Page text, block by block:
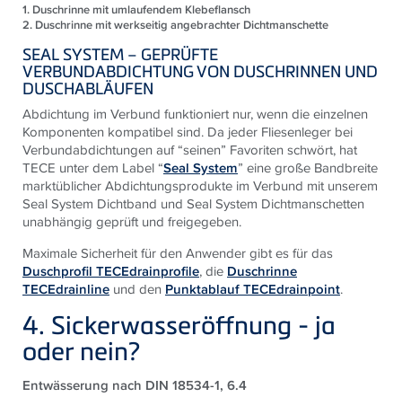
1. Duschrinne mit umlaufendem Klebeflansch
2. Duschrinne mit werkseitig angebrachter Dichtmanschette
SEAL SYSTEM – GEPRÜFTE
VERBUNDABDICHTUNG VON DUSCHRINNEN UND
DUSCHABLÄUFEN
Abdichtung im Verbund funktioniert nur, wenn die einzelnen
Komponenten kompatibel sind. Da jeder Fliesenleger bei
Verbundabdichtungen auf “seinen” Favoriten schwört, hat
TECE unter dem Label “Seal System” eine große Bandbreite
marktüblicher Abdichtungsprodukte im Verbund mit unserem
Seal System Dichtband und Seal System Dichtmanschetten
unabhängig geprüft und freigegeben.
Maximale Sicherheit für den Anwender gibt es für das
Duschprofil TECEdrainprofile, die Duschrinne
TECEdrainline und den Punktablauf TECEdrainpoint.
4. Sickerwasseröffnung - ja
oder nein?
Entwässerung nach DIN 18534-1, 6.4